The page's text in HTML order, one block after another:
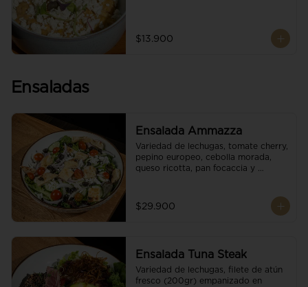
$13.900
Ensaladas
Ensalada Ammazza
Variedad de lechugas, tomate cherry,
pepino europeo, cebolla morada,
queso ricotta, pan focaccia y
$29.900
Ensalada Tuna Steak
Variedad de lechugas, filete de atún
fresco (200gr) empanizado en